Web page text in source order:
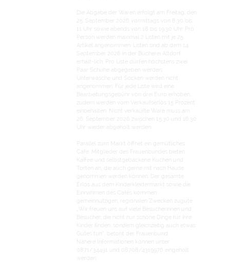
Die Abgabe der Waren erfolgt am Freitag, den
25. September 2026 vormittags von 8.30 bis
11 Uhr sowie abends von 18 bis 19.30 Uhr. Pro
Person werden maximal 2 Listen mit je 25
Artikel angenommen. Listen sind ab dem 14.
September 2026 in der Bücherei Altdorf
erhält-lich. Pro Liste dürfen höchstens zwei
Paar Schuhe abgegeben werden,
Unterwäsche und Socken werden nicht
angenommen. Für jede Liste wird eine
Bearbeitungsgebühr von drei Euro erhoben,
zudem werden vom Verkaufserlös 15 Prozent
einbehalten. Nicht verkaufte Ware muss am
26. September 2026 zwischen 15.30 und 16.30
Uhr wieder abgeholt werden.
Parallel zum Markt öffnet ein gemütliches
Café. Mitglieder des Frauenbundes bieten
Kaffee und selbstgebackene Kuchen und
Torten an, die auch gerne mit nach Hause
genommen werden können. Der gesamte
Erlös aus dem Kinderkleidermarkt sowie die
Einnahmen des Cafés kommen
gemeinnützigen, regionalen Zwecken zugute.
„Wir freuen uns auf viele Besucherinnen und
Besucher, die nicht nur schöne Dinge für ihre
Kinder finden, sondern gleichzeitig auch etwas
Gutes tun“, betont der Frauenbund.
Nähere Informationen können unter
0871/34491 und 08708/4319976 eingeholt
werden.